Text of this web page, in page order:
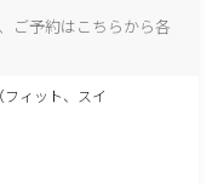
ご予約はこちらから各
ィット、スイ